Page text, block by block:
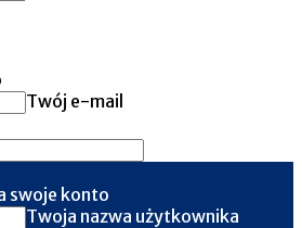
Twój e-mail
swoje konto
Twoja nazwa użytkownika